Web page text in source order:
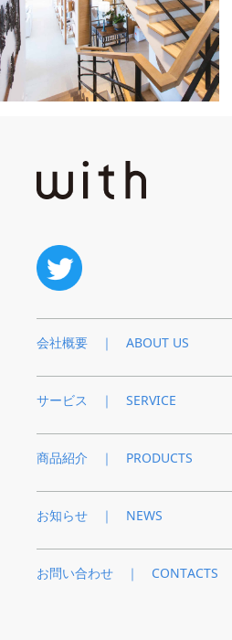
会社概要 ｜ ABOUT US
サービス ｜ SERVICE
商品紹介 ｜ PRODUCTS
お知らせ ｜ NEWS
お問い合わせ ｜ CONTACTS